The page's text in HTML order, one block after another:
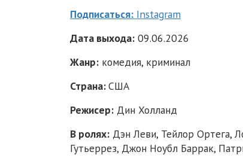
Подписаться: Instagram
Дата выхода: 09.06.2026
Жанр: комедия, криминал
Страна:США
Режисер: Дин Холланд
В ролях: Дэн Леви, Тейлор Ортега,
Гутьеррез, Джон Ноубл Баррак,